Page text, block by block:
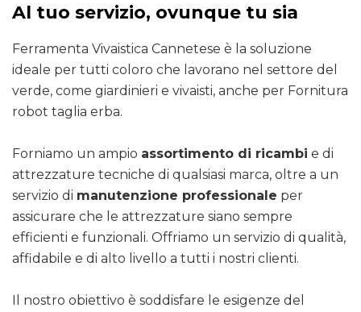
Al tuo servizio, ovunque tu sia
Ferramenta Vivaistica Cannetese è la soluzione
ideale per tutti coloro che lavorano nel settore del
verde, come giardinieri e vivaisti, anche per Fornitura
robot taglia erba.
Forniamo un ampio assortimento di ricambi e di
attrezzature tecniche di qualsiasi marca, oltre a un
servizio di manutenzione professionale per
assicurare che le attrezzature siano sempre
efficienti e funzionali. Offriamo un servizio di qualità,
affidabile e di alto livello a tutti i nostri clienti.
Il nostro obiettivo è soddisfare le esigenze del